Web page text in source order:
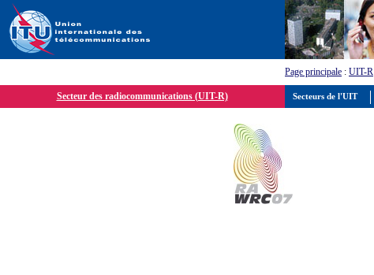
Page principale : UIT-R
Secteur des radiocommunications (UIT-R) Secteurs de l'UIT